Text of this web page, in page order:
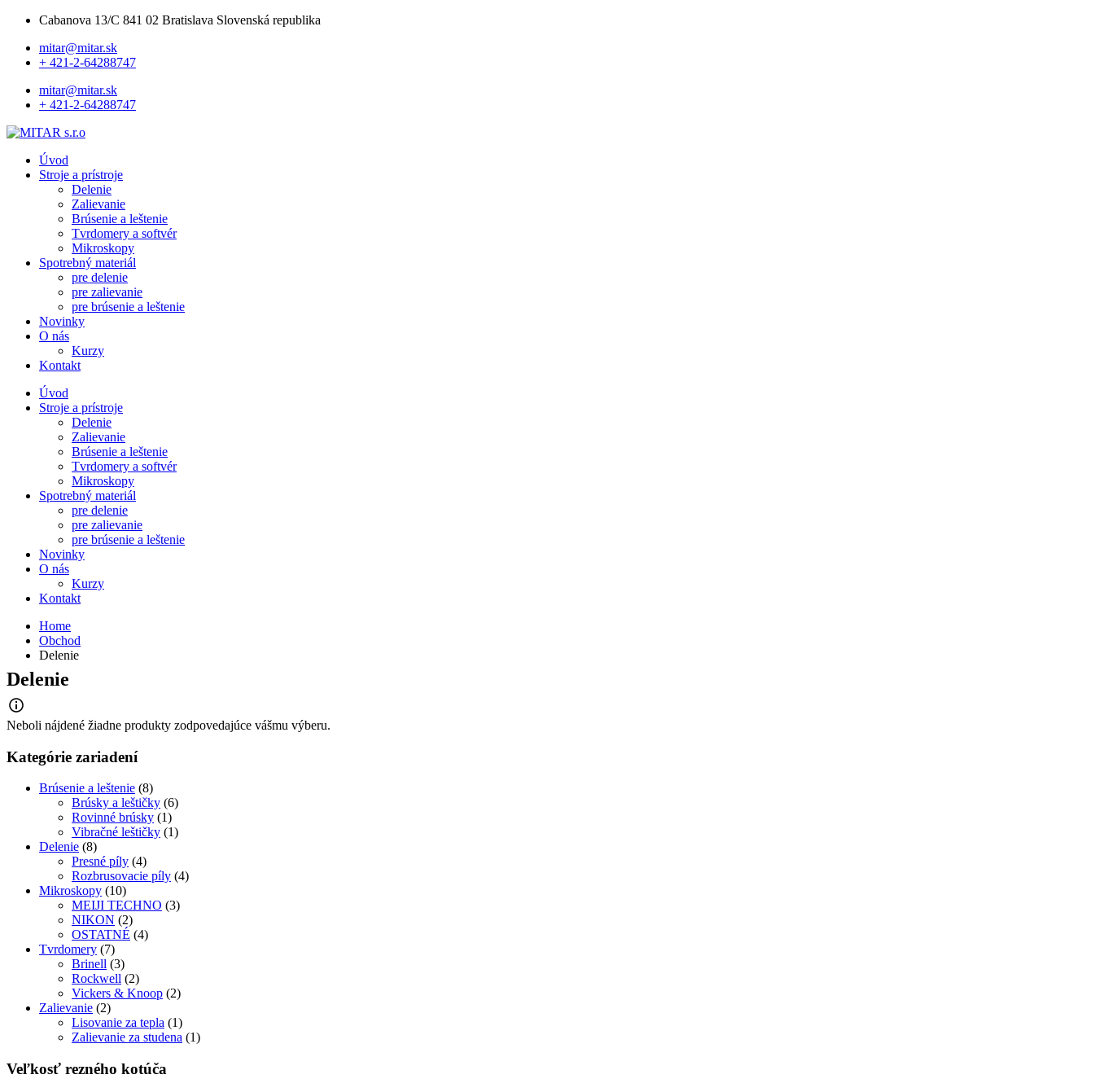
Cabanova 13/C 841 02 Bratislava Slovenská republika
mitar@mitar.sk
+ 421-2-64288747
mitar@mitar.sk
+ 421-2-64288747
Úvod
Stroje a prístroje
Delenie
Zalievanie
Brúsenie a leštenie
Tvrdomery a softvér
Mikroskopy
Spotrebný materiál
pre delenie
pre zalievanie
pre brúsenie a leštenie
Novinky
O nás
Kurzy
Kontakt
Úvod
Stroje a prístroje
Delenie
Zalievanie
Brúsenie a leštenie
Tvrdomery a softvér
Mikroskopy
Spotrebný materiál
pre delenie
pre zalievanie
pre brúsenie a leštenie
Novinky
O nás
Kurzy
Kontakt
Home
Obchod
Delenie
Delenie
Neboli nájdené žiadne produkty zodpovedajúce vášmu výberu.
Kategórie zariadení
Brúsenie a leštenie (8)
Brúsky a leštičky (6)
Rovinné brúsky (1)
Vibračné leštičky (1)
Delenie (8)
Presné píly (4)
Rozbrusovacie píly (4)
Mikroskopy (10)
MEIJI TECHNO (3)
NIKON (2)
OSTATNÉ (4)
Tvrdomery (7)
Brinell (3)
Rockwell (2)
Vickers & Knoop (2)
Zalievanie (2)
Lisovanie za tepla (1)
Zalievanie za studena (1)
Veľkosť rezného kotúča